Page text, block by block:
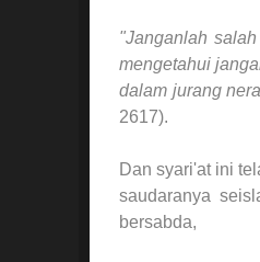
"Janganlah
mengetahui
dalam jurang
2617).
Dan syari'at ini
saudaranya
bersabda,